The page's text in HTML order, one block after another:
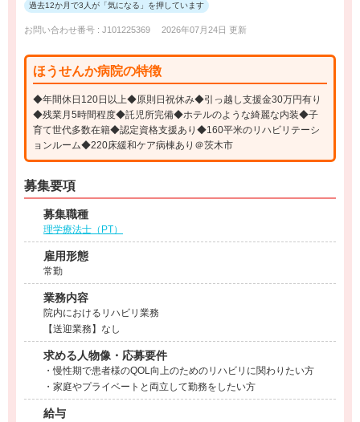
過去12か月で3人が「気になる」を押しています
お問い合わせ番号 : J101225369 2026年07月24日 更新
ほうせんか病院の特徴
◆年間休日120日以上◆原則日祝休み◆引っ越し支援金30万円有り
◆残業月5時間程度◆託児所完備◆ホテルのような綺麗な内装◆子
育て世代多数在籍◆認定資格支援あり◆160平米のリハビリテーシ
ョンルーム◆220床緩和ケア病棟あり＠茨木市
募集要項
募集職種
理学療法士（PT）
雇用形態
常勤
業務内容
院内におけるリハビリ業務
【送迎業務】なし
求める人物像・応募要件
・慢性期で患者様のQOL向上のためのリハビリに関わりたい方
・家庭やプライベートと両立して勤務をしたい方
給与